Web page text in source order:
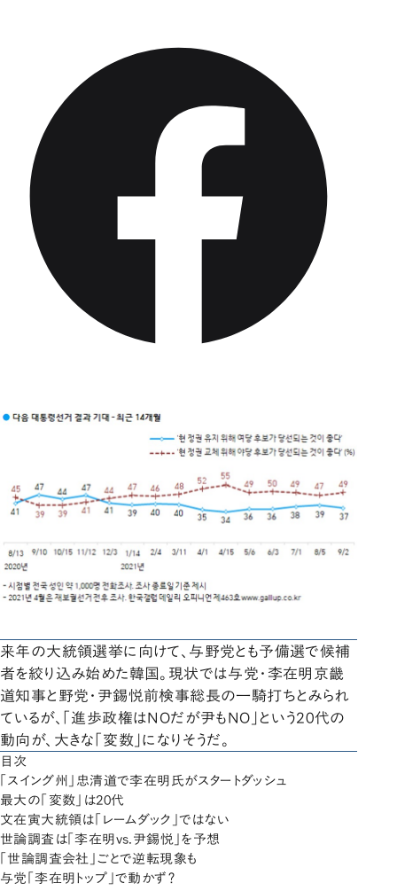
来年の大統領選挙に向けて、与野党とも予備選で候補
者を絞り込み始めた韓国。現状では与党・李在明京畿
道知事と野党・尹錫悦前検事総長の一騎打ちとみられ
ているが、「進歩政権はNOだが尹もNO」という20代の
動向が、大きな「変数」になりそうだ。
目次
「スイング州」忠清道で李在明氏がスタートダッシュ
最大の「変数」は20代
文在寅大統領は「レームダック」ではない
世論調査は「李在明vs.尹錫悦」を予想
「世論調査会社」ごとで逆転現象も
与党「李在明トップ」で動かず？